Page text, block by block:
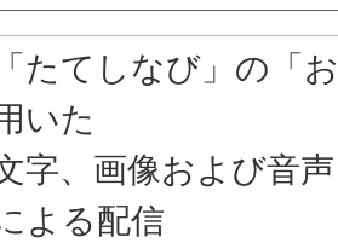
「たてしなび」の「
いた
字、画像および音
よる配信